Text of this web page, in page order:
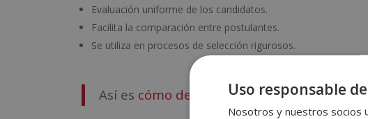
Evaluación uniforme de los candidatos.
Facilita la comparación entre postulantes.
Se utiliza en procesos de selección rigurosos.
Así es cómo debes actuar en una
Uso responsable
Nosotros y nuestros socios